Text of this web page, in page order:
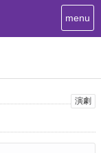
T
o
i
menu
演劇